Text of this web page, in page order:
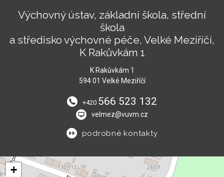
Výchovný ústav, základní škola, střední
škola
a středisko výchovné péče, Velké Meziříčí,
K Rakůvkám 1
K Rakůvkám 1
594 01 Velké Meziříčí
+420 566 523 132
velmez@vuvm.cz
podrobné kontakty
+